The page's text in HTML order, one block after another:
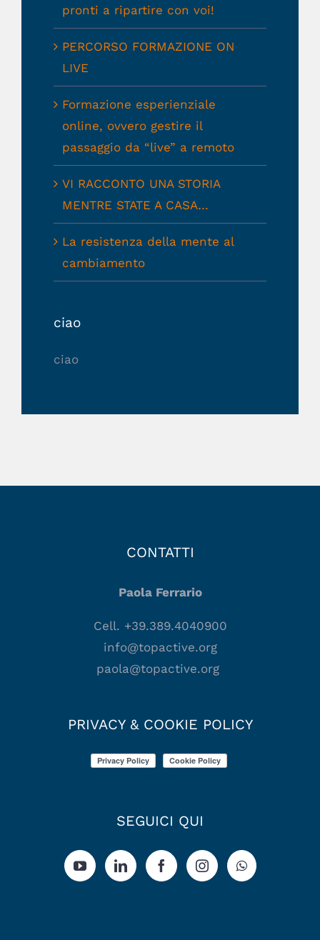
pronti a ripartire con voi!
PERCORSO FORMAZIONE ON
LIVE
Formazione esperienziale
online, ovvero gestire il
passaggio da “live” a remoto
VI RACCONTO UNA STORIA
MENTRE STATE A CASA…
La resistenza della mente al
cambiamento
ciao
ciao
CONTATTI
Paola Ferrario
Cell. +39.389.4040900
info@topactive.org
paola@topactive.org
PRIVACY & COOKIE POLICY
SEGUICI QUI